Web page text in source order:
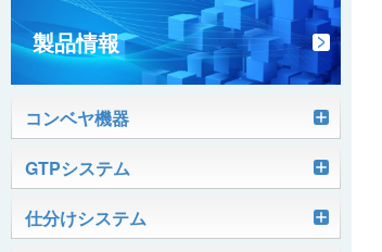
ヒント集
製品情報
コンベヤ機器
軽搬送コンベヤ
ベルコンミニ
ケース搬送コンベヤ
GTPシステム
Skypod®（スカイポッド）
仕分けシステム